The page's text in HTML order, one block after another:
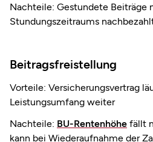
Nachteile: Gestundete Beiträge
Stundungszeitraums
Beitrags­freistellung
Vorteile: Versicherungs­vertrag
Leistungsumfang weiter
Nachteile: BU-Rentenhöhe fällt
kann bei Wiederaufnahme der